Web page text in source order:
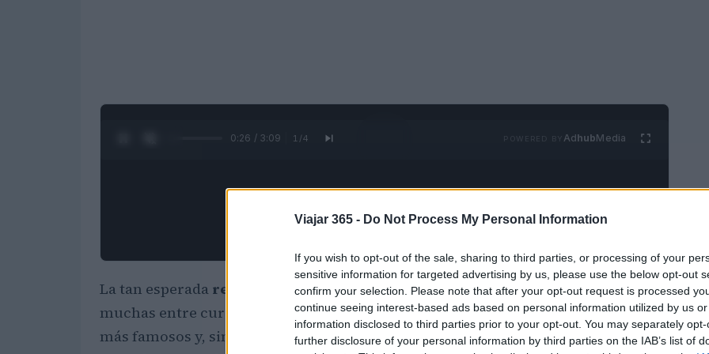
Viajar 365 - Do Not Process My Personal Information
If you wish to opt-out of the sale, sharing to third parties, or processing of your
sensitive information for targeted advertising by us, please use the below opt-out
confirm your selection. Please note that after your opt-out request is processed
continue seeing interest-based ads based on personal information utilized by us
information disclosed to third parties prior to your opt-out. You may separately
further disclosure of your personal information by third parties on the IAB’s list of
0:27 / 3:09 1 /4 AdhubMedia
La tan esperada reunión de Friendsestá a punto de salir y las sorpresas serán
muchas entre curiosidades, locación de la serie televisiva, desfiles de los trajes
más famosos y, sin duda, muchas risas. Pero, ¿Dónde se filmó el especial?